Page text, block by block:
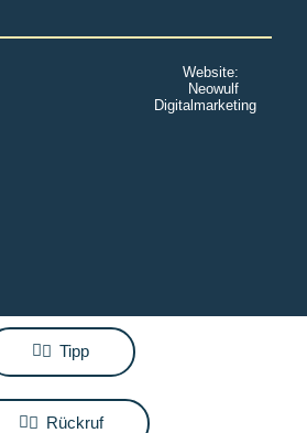
Website:
Neowulf
Digitalmarketing
Tipp
Rückruf